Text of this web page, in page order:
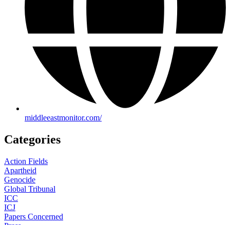
middleeastmonitor.com/
Categories
Action Fields
Apartheid
Genocide
Global Tribunal
ICC
ICJ
Papers Concerned